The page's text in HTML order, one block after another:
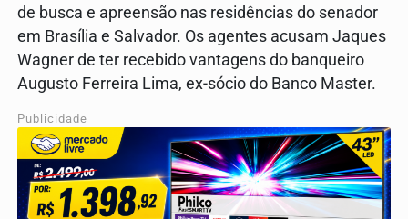
de busca e apreensão nas residências do senador
em Brasília e Salvador. Os agentes acusam Jaques
Wagner de ter recebido vantagens do banqueiro
Augusto Ferreira Lima, ex-sócio do Banco Master.
Publicidade